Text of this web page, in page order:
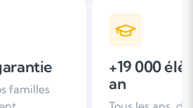
suivis /
+ de 25 ans